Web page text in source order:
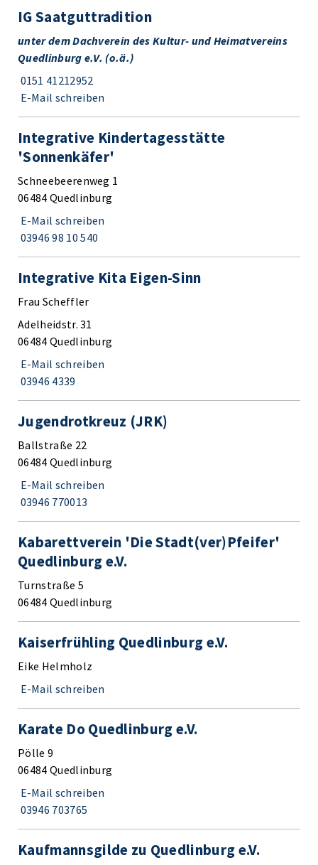
IG Saatguttradition
unter dem Dachverein des Kultur- und Heimatvereins
Quedlinburg e.V. (o.ä.)
0151 41212952
E-Mail schreiben
Integrative Kindertagesstätte
'Sonnenkäfer'
Schneebeerenweg 1
06484 Quedlinburg
E-Mail schreiben
03946 98 10 540
Integrative Kita Eigen-Sinn
Frau Scheffler
Adelheidstr. 31
06484 Quedlinburg
E-Mail schreiben
03946 4339
Jugendrotkreuz (JRK)
Ballstraße 22
06484 Quedlinburg
E-Mail schreiben
03946 770013
Kabarettverein 'Die Stadt(ver)Pfeifer'
Quedlinburg e.V.
Turnstraße 5
06484 Quedlinburg
Kaiserfrühling Quedlinburg e.V.
Eike Helmholz
E-Mail schreiben
Karate Do Quedlinburg e.V.
Pölle 9
06484 Quedlinburg
E-Mail schreiben
03946 703765
Kaufmannsgilde zu Quedlinburg e.V.